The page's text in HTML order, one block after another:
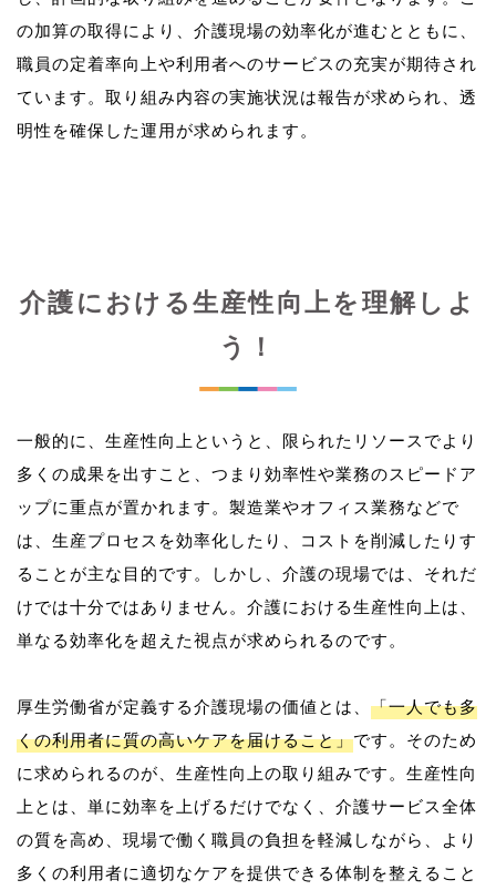
の加算の取得により、介護現場の効率化が進むとともに、
職員の定着率向上や利用者へのサービスの充実が期待され
ています。取り組み内容の実施状況は報告が求められ、透
介護における生産性向上を理解しよ
う！
一般的に、生産性向上というと、限られたリソースでより
多くの成果を出すこと、つまり効率性や業務のスピードア
ップに重点が置かれます。製造業やオフィス業務などで
は、生産プロセスを効率化したり、コストを削減したりす
ることが主な目的です。しかし、介護の現場では、それだ
けでは十分ではありません。介護における生産性向上は、
単なる効率化を超えた視点が求められるのです。
厚生労働省が定義する介護現場の価値とは、 「一人でも多
くの利用者に質の高いケアを届けること」です。そのため
に求められるのが、生産性向上の取り組みです。生産性向
上とは、単に効率を上げるだけでなく、介護サービス全体
の質を高め、現場で働く職員の負担を軽減しながら、より
多くの利用者に適切なケアを提供できる体制を整えること